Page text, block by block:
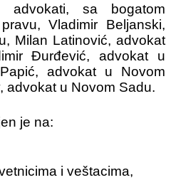
advokati, sa bogatom
Vladimir Beljanski,
Milan Latinović, advokat
Đurđević, advokat u
advokat u Novom
advokat u Novom Sadu.
je na:
i veštacima,